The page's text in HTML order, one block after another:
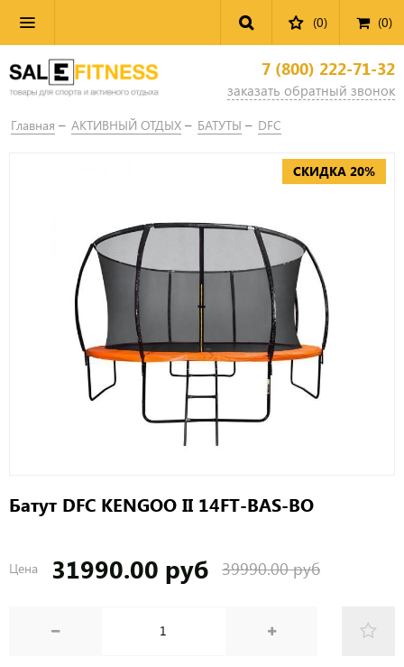
(0) (0)
7 (800) 222-71-32
заказать обратный звонок
Главная АКТИВНЫЙ ОТДЫХ БАТУТЫ DFC
СКИДКА 20%
Батут DFC KENGOO II 14FT-BAS-BO
Цена 31990.00 руб 39990.00 руб